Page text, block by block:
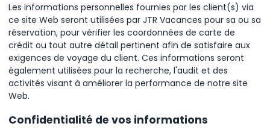
Les informations personnelles fournies par les client(s) via
ce site Web seront utilisées par JTR Vacances pour sa ou sa
réservation, pour vérifier les coordonnées de carte de
crédit ou tout autre détail pertinent afin de satisfaire aux
exigences de voyage du client. Ces informations seront
également utilisées pour la recherche, l'audit et des
activités visant à améliorer la performance de notre site
Web.
Confidentialité de vos informations